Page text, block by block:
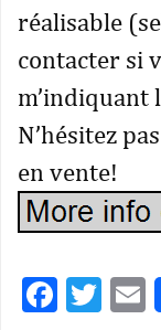
réalisable
contacter si
m’indiquant
N’hésitez
en vente!